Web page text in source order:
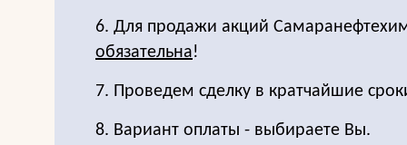
6. Для продажи акций
обязательна!
7. Проведем сделку в кратчайшие
8. Вариант оплаты - выбираете Вы.